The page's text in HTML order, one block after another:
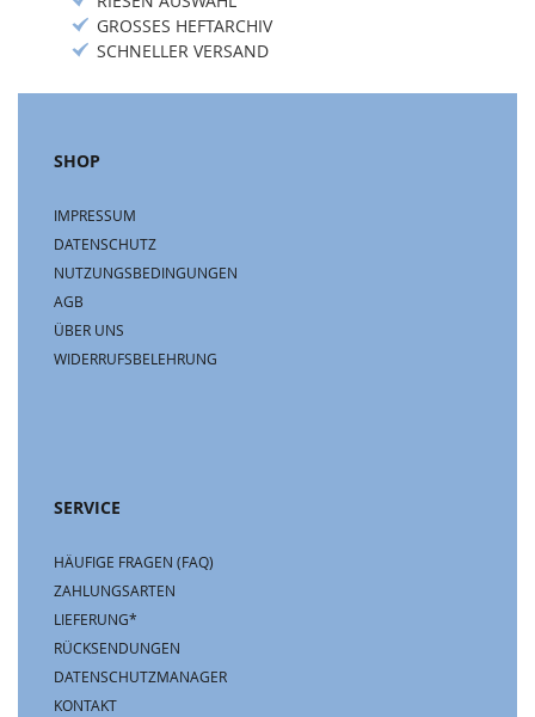
GROSSES HEFTARCHIV
SCHNELLER VERSAND
SHOP
IMPRESSUM
DATENSCHUTZ
NUTZUNGSBEDINGUNGEN
AGB
ÜBER UNS
WIDERRUFSBELEHRUNG
SERVICE
HÄUFIGE FRAGEN (FAQ)
ZAHLUNGSARTEN
LIEFERUNG*
RÜCKSENDUNGEN
DATENSCHUTZMANAGER
KONTAKT